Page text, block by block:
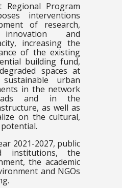
Regional Program
interventions
of research,
innovation and
increasing the
of the existing
building fund,
spaces at
urban
in the network
and in the
as well as
on the cultural,
2021-2027, public
institutions, the
the academic
and NGOs